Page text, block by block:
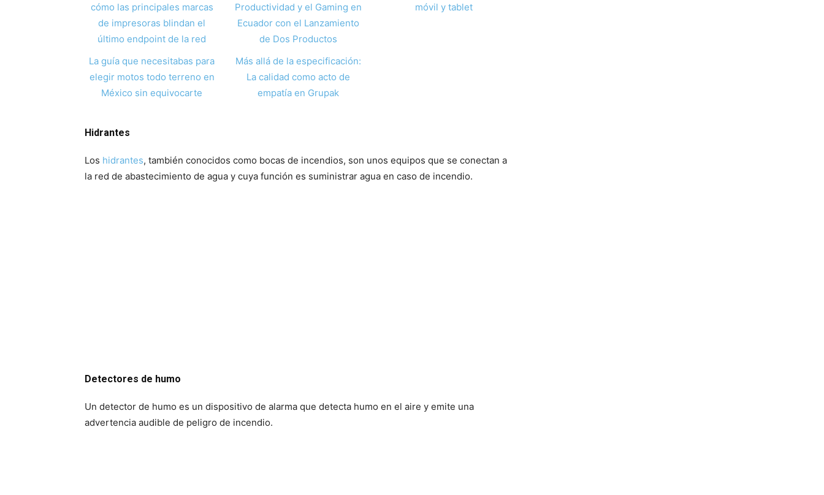
cómo las principales marcas
de impresoras blindan el
último endpoint de la red
Productividad y el Gaming en
Ecuador con el Lanzamiento
de Dos Productos
móvil y tablet
La guía que necesitabas para
elegir motos todo terreno en
México sin equivocarte
Más allá de la especificación:
La calidad como acto de
empatía en Grupak
Hidrantes
Los hidrantes, también conocidos como bocas de incendios, son unos equipos que se conectan a
la red de abastecimiento de agua y cuya función es suministrar agua en caso de incendio.
Detectores de humo
Un detector de humo es un dispositivo de alarma que detecta humo en el aire y emite una
advertencia audible de peligro de incendio.